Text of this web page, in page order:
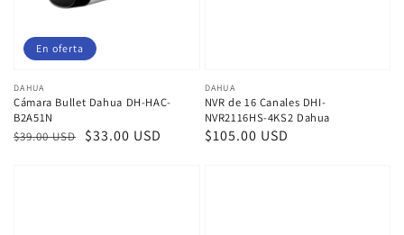
Proveedor:
DAHUA
Cámara Bullet Dahua DH-HAC-
B2A51N
Precio
$39.00 USD
Precio
$33.00 USD
En oferta
Proveedor:
DAHUA
NVR de 16 Canales DHI-
NVR2116HS-4KS2 Dahua
Precio
$105.00 USD